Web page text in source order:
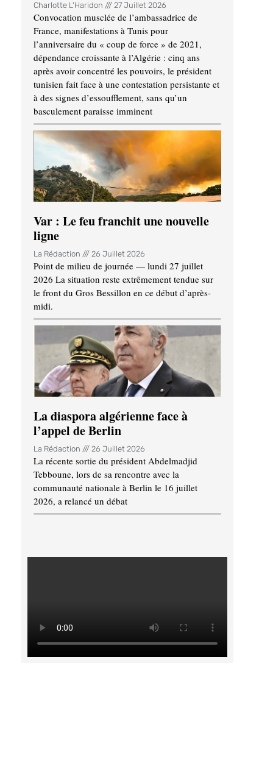
Charlotte L'Haridon 27 Juillet 2026
Convocation musclée de l’ambassadrice de
France, manifestations à Tunis pour
l’anniversaire du « coup de force » de 2021,
dépendance croissante à l’Algérie : cinq ans
après avoir concentré les pouvoirs, le président
tunisien fait face à une contestation persistante et
à des signes d’essoufflement, sans qu’un
basculement paraisse imminent
Var : Le feu franchit une nouvelle
ligne
La Rédaction 26 Juillet 2026
Point de milieu de journée — lundi 27 juillet
2026 La situation reste extrêmement tendue sur
le front du Gros Bessillon en ce début d’après-
midi.
La diaspora algérienne face à
l’appel de Berlin
La Rédaction 26 Juillet 2026
La récente sortie du président Abdelmadjid
Tebboune, lors de sa rencontre avec la
communauté nationale à Berlin le 16 juillet
2026, a relancé un débat